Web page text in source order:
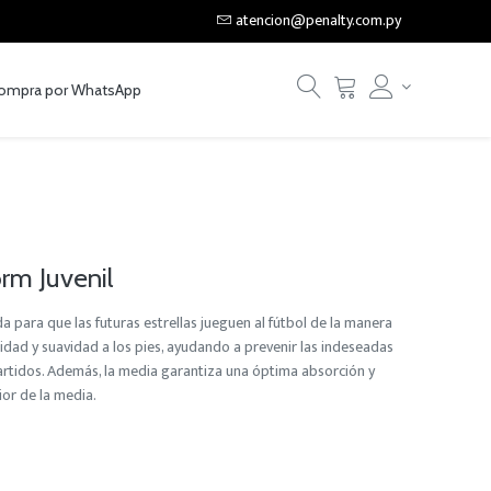
atencion@penalty.com.py
por WhatsApp
Juvenil
para que las futuras estrellas jueguen al fútbol de la manera
y suavidad a los pies, ayudando a prevenir las indeseadas
Además, la media garantiza una óptima absorción y
de la media.